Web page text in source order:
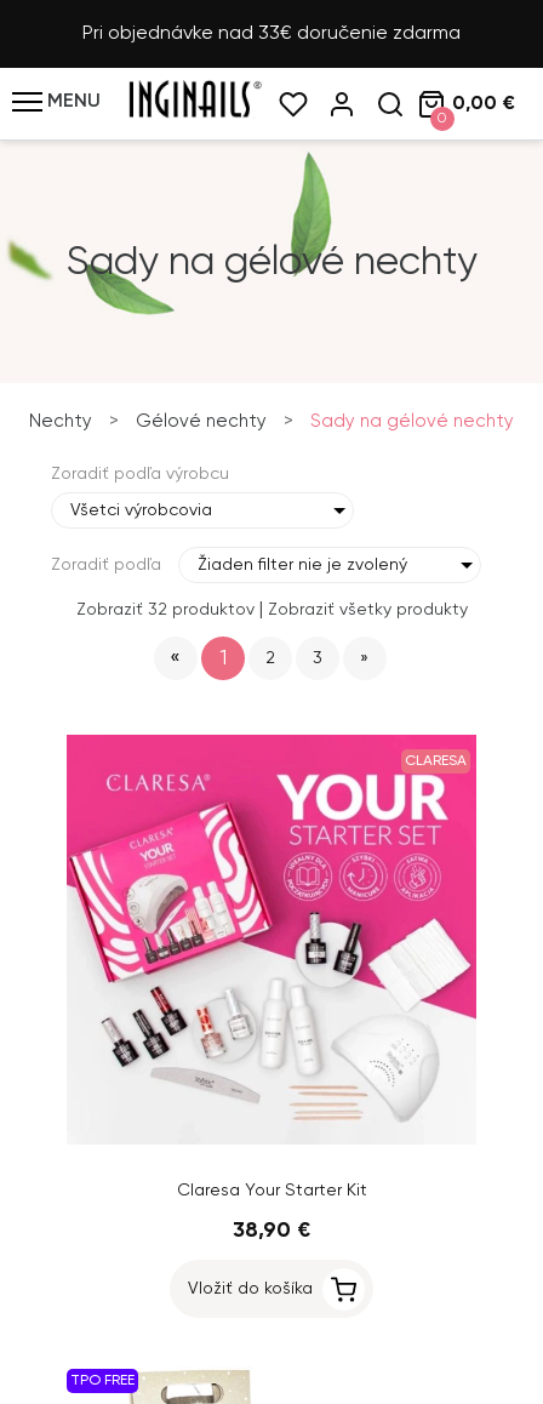
Pri objednávke nad 33€ doručenie zdarma
MENU
0
0,00 €
Sady na gélové nechty
Nechty > Gélové nechty > Sady na gélové nechty
Zoradiť podľa výrobcu
Všetci výrobcovia
Zoradiť podľa Žiaden filter nie je zvolený
Zobraziť 32 produktov| Zobraziť všetky produkty
« 1 2 3 »
CLARESA
Claresa Your Starter Kit
38,90 €
Vložiť do košíka
TPO FREE